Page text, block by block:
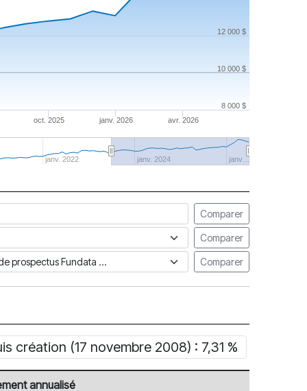
janv. 2026
oct. 2025 avr. 2026
janv. 2022 janv. 2024 janv…
10 000 $
8 000 $
12 000 $
Comparer
Comparer
de prospectus Fundata Comparer
création (17 novembre 2008) : 7,31 %
annualisé